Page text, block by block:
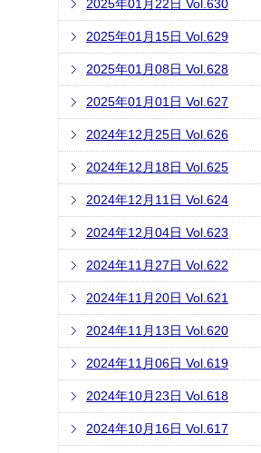
2025年01月22日 Vol.630
2025年01月15日 Vol.629
2025年01月08日 Vol.628
2025年01月01日 Vol.627
2024年12月25日 Vol.626
2024年12月18日 Vol.625
2024年12月11日 Vol.624
2024年12月04日 Vol.623
2024年11月27日 Vol.622
2024年11月20日 Vol.621
2024年11月13日 Vol.620
2024年11月06日 Vol.619
2024年10月23日 Vol.618
2024年10月16日 Vol.617